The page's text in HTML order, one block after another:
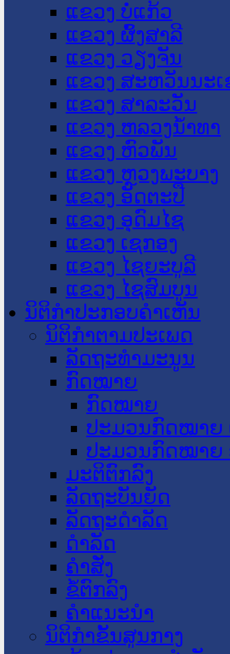
ແຂວງ ບໍ່ແກ້ວ
ແຂວງ ຜົ້ງສາລີ
ແຂວງ ວຽງຈັນ
ແຂວງ ສະຫວັນນະ
ແຂວງ ສາລະວັນ
ແຂວງ ຫລວງນໍ້າທາ
ແຂວງ ຫົວພັນ
ແຂວງ ຫຼວງພະບາງ
ແຂວງ ອັດຕະປື
ແຂວງ ອຸດົມໄຊ
ແຂວງ ເຊກອງ
ແຂວງ ໄຊຍະບູລີ
ແຂວງ ໄຊສົມບູນ
ນິຕິກໍາປະກອບຄໍາເຫັນ
ນິຕິກໍາຕາມປະເພດ
ລັດຖະທໍາມະນູນ
ກົດໝາຍ
ກົດໝາຍ
ປະມວນກົດໝາຍ
ປະມວນກົດໝາຍ
ມະຕິຕົກລົງ
ລັດຖະບັນຍັດ
ລັດຖະດໍາລັດ
ດໍາລັດ
ຄໍາສັ່ງ
ຂໍ້ຕົກລົງ
ຄໍາແນະນໍາ
ນິຕິກຳຂັ້ນສູນກາງ